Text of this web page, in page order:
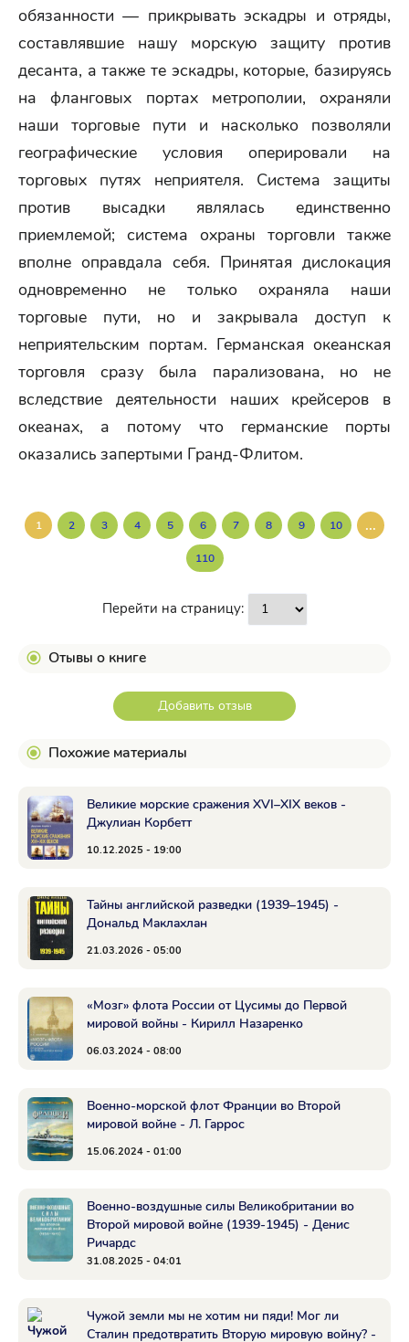
обязанности — прикрывать эскадры и отряды,
составлявшие нашу морскую защиту против
десанта, а также те эскадры, которые, базируясь
на фланговых портах метрополии, охраняли
наши торговые пути и насколько позволяли
географические условия оперировали на
торговых путях неприятеля. Система защиты
против высадки являлась единственно
приемлемой; система охраны торговли также
вполне оправдала себя. Принятая дислокация
одновременно не только охраняла наши
торговые пути, но и закрывала доступ к
неприятельским портам. Германская океанская
торговля сразу была парализована, но не
вследствие деятельности наших крейсеров в
океанах, а потому что германские порты
оказались запертыми Гранд-Флитом.
1 2 3 4 5 6 7 8 9 10 ...
110
Перейти на страницу:
Отывы о книге
Добавить отзыв
Похожие материалы
Великие морские сражения XVI–XIX веков -
Джулиан Корбетт
10.12.2025 - 19:00
Тайны английской разведки (1939–1945) -
Дональд Маклахлан
21.03.2026 - 05:00
«Мозг» флота России от Цусимы до Первой
мировой войны - Кирилл Назаренко
06.03.2024 - 08:00
Военно-морской флот Франции во Второй
мировой войне - Л. Гаррос
15.06.2024 - 01:00
Военно-воздушные силы Великобритании во
Второй мировой войне (1939-1945) - Денис
Ричардс
31.08.2025 - 04:01
Чужой земли мы не хотим ни пяди! Мог ли
Сталин предотвратить Вторую мировую войну? -